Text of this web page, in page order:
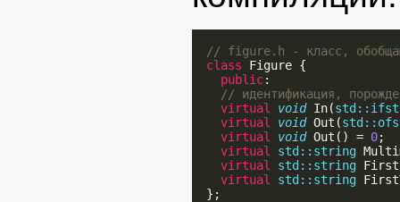
// figure.h - класс,
class Figure {
public:
// идентификация,
virtual
void In(
virtual
void Out(
virtual
void Out() = 0
virtual
std::string
virtual
std::string
virtual
std::string
  };